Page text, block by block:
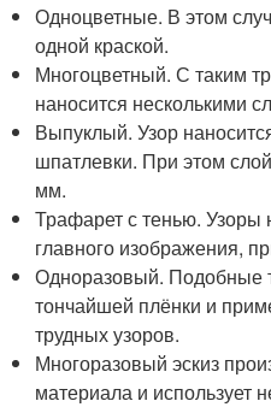
Одноцветные. В этом
одной краской.
Многоцветный. С таким
наносится несколькими
Выпуклый. Узор
шпатлевки. При этом
мм.
Трафарет с тенью. Узоры
главного изображения,
Одноразовый. Подобные
тончайшей плёнки и
трудных узоров.
Многоразовый эскиз
материала и использует